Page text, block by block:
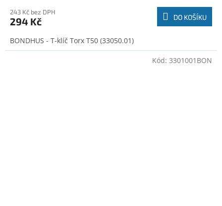
243 Kč bez DPH
294 Kč DO KOŠÍKU
BONDHUS - T-klíč Torx T50 (33050.01)
Kód: 3301001BON